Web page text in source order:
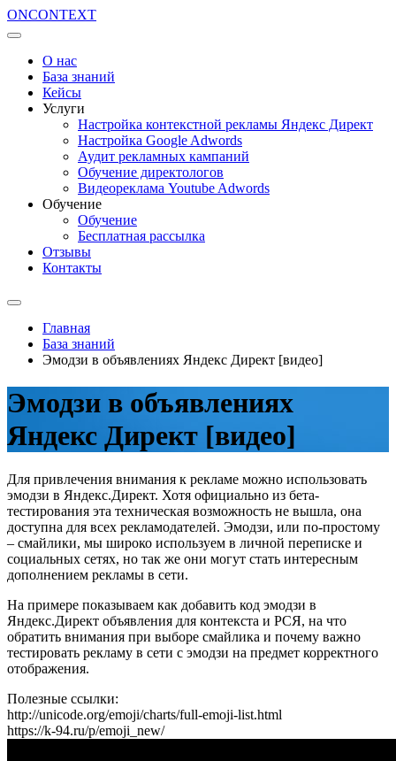
ONCONTEXT
О нас
База знаний
Кейсы
Услуги
Настройка контекстной рекламы Яндекс Директ
Настройка Google Adwords
Аудит рекламных кампаний
Обучение директологов
Видеореклама Youtube Adwords
Обучение
Обучение
Бесплатная рассылка
Отзывы
Контакты
Главная
База знаний
Эмодзи в объявлениях Яндекс Директ [видео]
Эмодзи в объявлениях
Яндекс Директ [видео]
Для привлечения внимания к рекламе можно использовать
эмодзи в Яндекс.Директ. Хотя официально из бета-
тестирования эта техническая возможность не вышла, она
доступна для всех рекламодателей. Эмодзи, или по-простому
– смайлики, мы широко используем в личной переписке и
социальных сетях, но так же они могут стать интересным
дополнением рекламы в сети.
На примере показываем как добавить код эмодзи в
Яндекс.Директ объявления для контекста и РСЯ, на что
обратить внимания при выборе смайлика и почему важно
тестировать рекламу в сети с эмодзи на предмет корректного
отображения.
Полезные ссылки:
http://unicode.org/emoji/charts/full-emoji-list.html
https://k-94.ru/p/emoji_new/